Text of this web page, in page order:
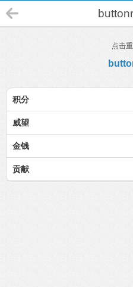
点击
积分
威望
金钱
贡献